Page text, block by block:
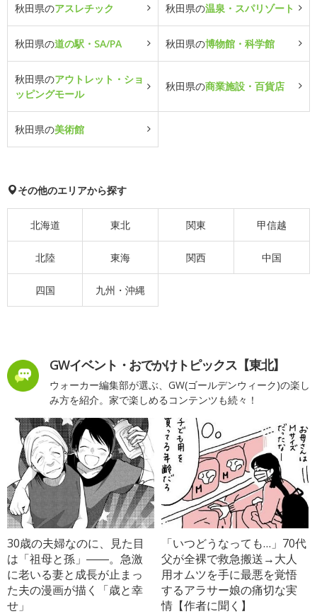
秋田県のアスレチック 秋田県の温泉・スパリゾート
秋田県の道の駅・SA/PA 秋田県の博物館・科学館
秋田県のアウトレット・ショ
ッピングモール
秋田県の商業施設・百貨店
秋田県の美術館
その他のエリアから探す
北海道 東北 関東 甲信越
北陸 東海 関西 中国
四国 九州・沖縄
GWイベント・おでかけトピックス【東北】
ウォーカー編集部が選ぶ、GW(ゴールデンウィーク)の楽し
み方を紹介。家で楽しめるコンテンツも続々！
30歳の夫婦なのに、見た目
は「祖母と孫」――。急激
に老いる妻と成長が止まっ
た夫の漫画が描く「歳と幸
せ」
「いつどうなっても…」70代
父が全裸で救急搬送→大人
用オムツを手に最悪を覚悟
するアラサー娘の痛切な実
情【作者に聞く】